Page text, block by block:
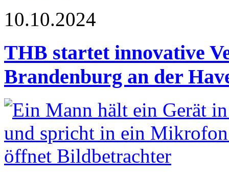
10.10.2024
THB startet innovative
Brandenburg an der